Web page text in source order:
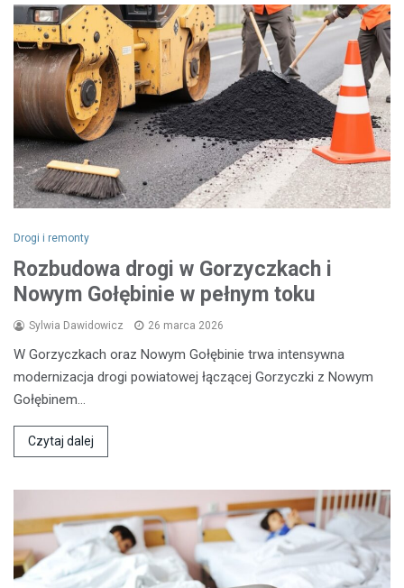
Drogi i remonty
Rozbudowa drogi w Gorzyczkach i
Nowym Gołębinie w pełnym toku
Sylwia Dawidowicz 26 marca 2026
W Gorzyczkach oraz Nowym Gołębinie trwa intensywna
modernizacja drogi powiatowej łączącej Gorzyczki z Nowym
Gołębinem…
Czytaj dalej